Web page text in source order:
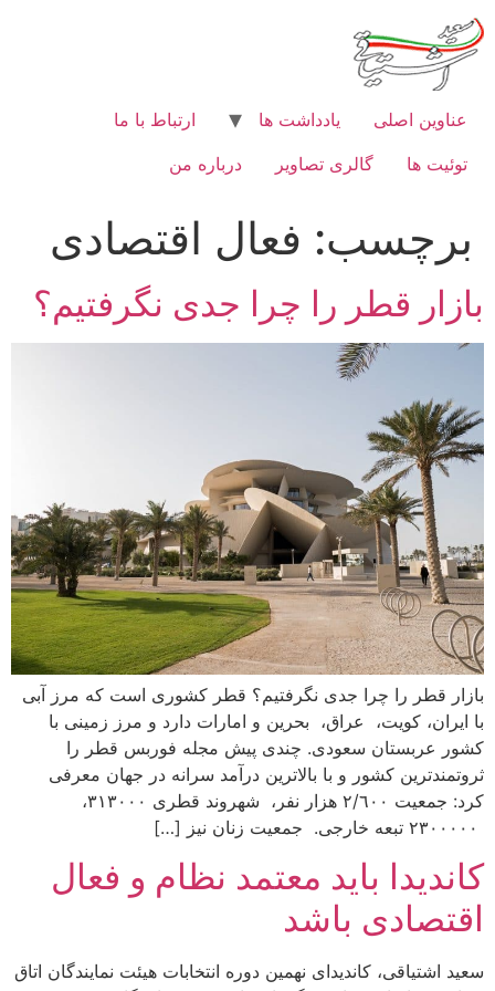
پرش
به
محتوا
عناوین اصلی یادداشت ها
ارتباط با ما
توئیت ها
گالری تصاویر درباره من
برچسب: فعال اقتصادی
بازار قطر را چرا جدی نگرفتیم؟
بازار قطر را چرا جدی نگرفتیم؟ قطر کشوری است که مرز آبی
با ایران، کویت، عراق، بحرین و امارات دارد و مرز زمینی با
کشور عربستان سعودی. چندی پیش مجله فوربس قطر را
ثروتمندترین کشور و با بالاترین درآمد سرانه در جهان معرفی
کرد: جمعیت ٢/٦٠٠ هزار نفر، شهروند قطری ٣١٣٠٠٠،
کاندیدا باید معتمد نظام و فعال
اقتصادی باشد
سعید اشتیاقی، کاندیدای نهمین دوره انتخابات هیئت نمایندگان اتاق